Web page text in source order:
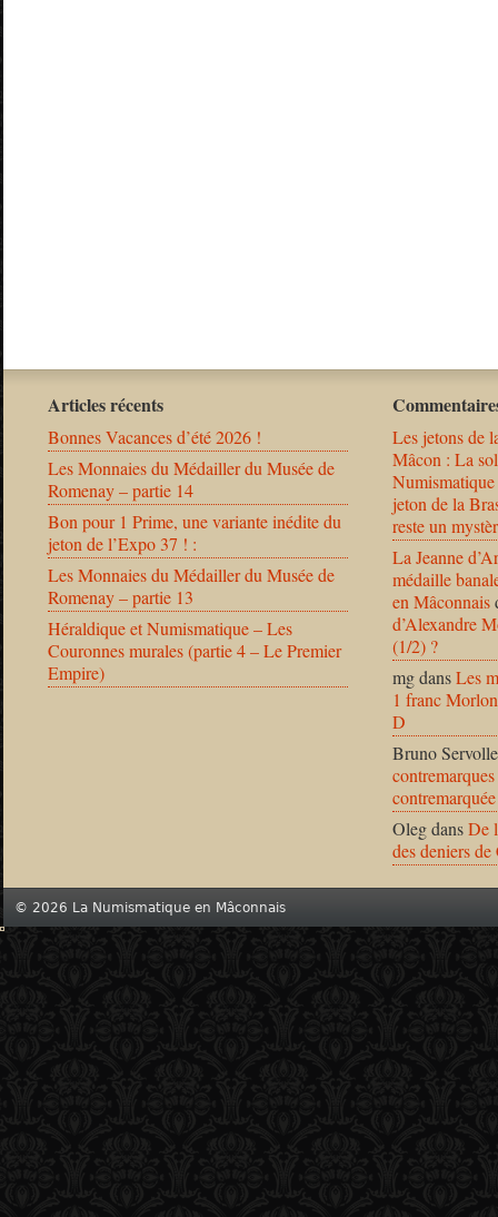
Articles récents
Bonnes Vacances d’été 2026 !
Les Monnaies du Médailler du Musée de
Romenay – partie 14
Bon pour 1 Prime, une variante inédite du
jeton de l’Expo 37 ! :
Les Monnaies du Médailler du Musée de
Romenay – partie 13
Héraldique et Numismatique – Les
Couronnes murales (partie 4 – Le Premier
Empire)
Les jetons de
Mâcon : La
jeton de la
reste un
La Jeanne
médaille
en Mâconnais
d’Alexandre
(1/2) ?
mgdansLes
1 franc
D
Bruno Servolle
OlegdansDe
des deniers
© 2026 La Numismatique en Mâconnais